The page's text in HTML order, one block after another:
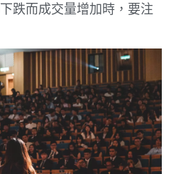
跌而成交量增加時，要注